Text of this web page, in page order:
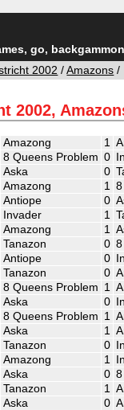
go,
2002 /Amazons /
2002,
Amazong 1
8 Queens Problem 0
Aska 0
Amazong 1
Antiope 0
Invader 1
Amazong 1
Tanazon 0
Antiope 0
Tanazon 0
8 Queens Problem 1
Aska 0
8 Queens Problem 1
Aska 1
Tanazon 0
Amazong 1
Aska 0
Tanazon 1
Aska 0